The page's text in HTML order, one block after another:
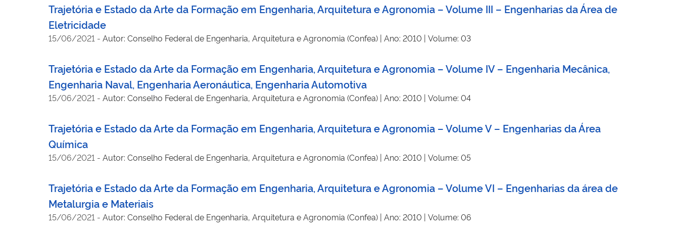
Trajetória e Estado da Arte da Formação em Engenharia, Arquitetura e Agronomia – Volume III – Engenharias da Área de
Eletricidade
15/06/2021 - Autor: Conselho Federal de Engenharia, Arquitetura e Agronomia (Confea) | Ano: 2010 | Volume: 03
Trajetória e Estado da Arte da Formação em Engenharia, Arquitetura e Agronomia – Volume IV – Engenharia Mecânica,
Engenharia Naval, Engenharia Aeronáutica, Engenharia Automotiva
15/06/2021 - Autor: Conselho Federal de Engenharia, Arquitetura e Agronomia (Confea) | Ano: 2010 | Volume: 04
Trajetória e Estado da Arte da Formação em Engenharia, Arquitetura e Agronomia – Volume V – Engenharias da Área
Química
15/06/2021 - Autor: Conselho Federal de Engenharia, Arquitetura e Agronomia (Confea) | Ano: 2010 | Volume: 05
Trajetória e Estado da Arte da Formação em Engenharia, Arquitetura e Agronomia – Volume VI – Engenharias da área de
Metalurgia e Materiais
15/06/2021 - Autor: Conselho Federal de Engenharia, Arquitetura e Agronomia (Confea) | Ano: 2010 | Volume: 06